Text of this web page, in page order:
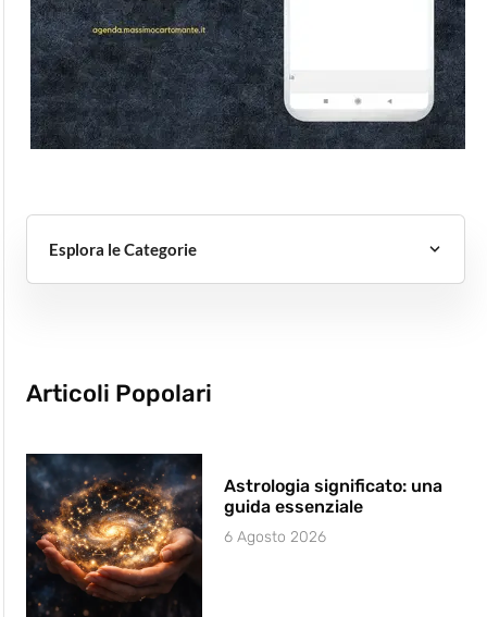
Esplora le Categorie
Articoli Popolari
Astrologia significato: una
guida essenziale
6 Agosto 2026